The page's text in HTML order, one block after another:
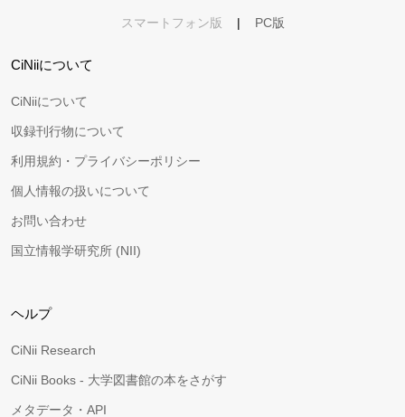
スマートフォン版 | PC版
CiNiiについて
CiNiiについて
収録刊行物について
利用規約・プライバシーポリシー
個人情報の扱いについて
お問い合わせ
国立情報学研究所 (NII)
ヘルプ
CiNii Research
CiNii Books - 大学図書館の本をさがす
メタデータ・API